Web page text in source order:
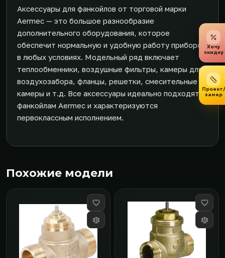
Аксессуары для фанкойлов от торговой марки
Aermec — это большое разнообразие
дополнительного оборудования, которое
обеспечит нормальную и удобную работу приборов
в любых условиях. Модельный ряд включает
теплообменники, воздушные фильтры, камеры для
воздухозабора, фланцы, решетки, смесительные
камеры и т.д. Все аксессуары идеально подходят
фанкойлам Aermec и характеризуются
первоклассным исполнением.
Похожие модели
Хочу
скидку
Проект/
замер